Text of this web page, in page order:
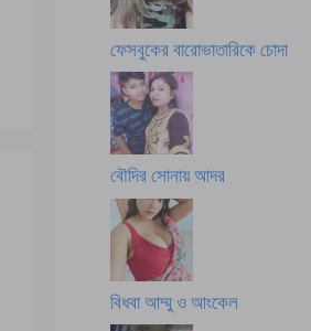
ফেসবুকের বারোভাতারিকে চোদা
বৌদির সোনায় আদর
বিধবা আম্মু ও আংকেল